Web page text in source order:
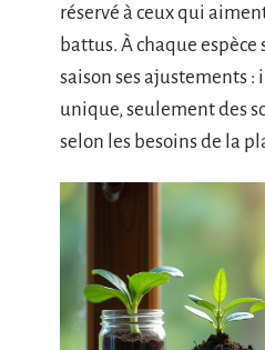
réservé à ceux qui
battus. À chaque
saison ses ajustements :
unique, seulement des
selon les besoins de la